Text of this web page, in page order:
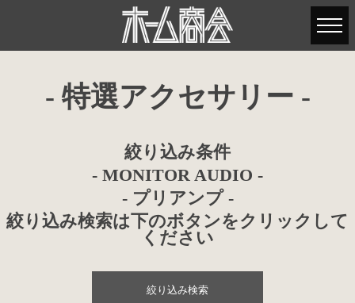
- 特選アクセサリー -
絞り込み条件
- MONITOR AUDIO -
- プリアンプ -
絞り込み検索は下のボタンをクリックして
ください
絞り込み検索